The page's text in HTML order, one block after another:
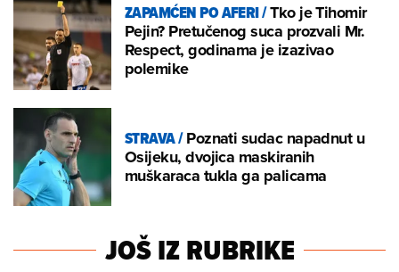
ZAPAMĆEN PO AFERI/Tko je Tihomir
Pejin? Pretučenog suca prozvali Mr.
Respect, godinama je izazivao
polemike
STRAVA/Poznati sudac napadnut u
Osijeku, dvojica maskiranih
muškaraca tukla ga palicama
JOŠ IZ RUBRIKE